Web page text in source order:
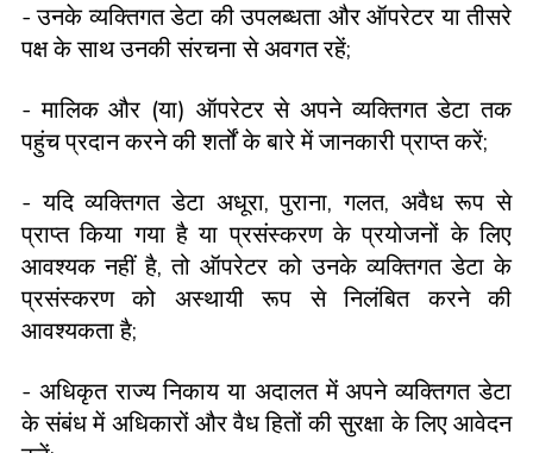
- उनके व्यक्तिगत डेटा की उपलब्धता और ऑपरेटर या तीसरे
पक्ष के साथ उनकी संरचना से अवगत रहें;
- मालिक और (या) ऑपरेटर से अपने व्यक्तिगत डेटा तक
पहुंच प्रदान करने की शर्तों के बारे में जानकारी प्राप्त करें;
- यदि व्यक्तिगत डेटा अधूरा, पुराना, गलत, अवैध रूप से
प्राप्त किया गया है या प्रसंस्करण के प्रयोजनों के लिए
आवश्यक नहीं है, तो ऑपरेटर को उनके व्यक्तिगत डेटा के
प्रसंस्करण को अस्थायी रूप से निलंबित करने की
आवश्यकता है;
- अधिकृत राज्य निकाय या अदालत में अपने व्यक्तिगत डेटा
के संबंध में अधिकारों और वैध हितों की सुरक्षा के लिए आवेदन